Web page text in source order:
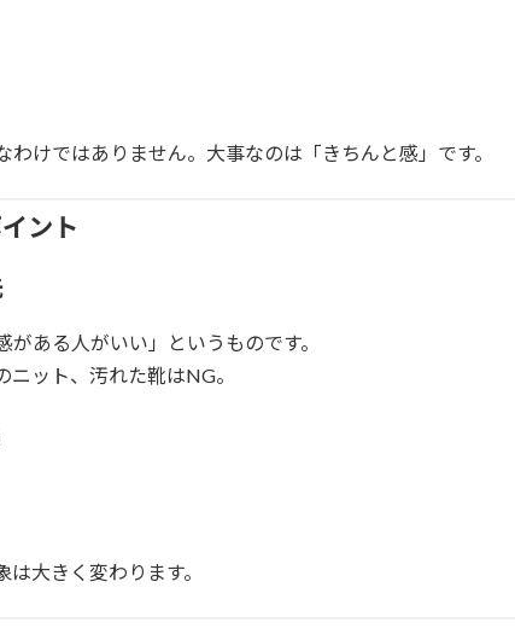
けではありません。大事なのは「きちんと感」です。
ント
ある人がいい」というものです。
ット、汚れた靴はNG。
大きく変わります。